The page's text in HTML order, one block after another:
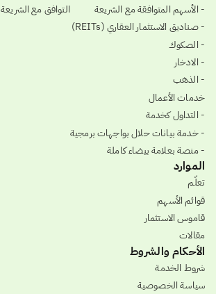
- الأسهم المتوافقة مع الشريعة
- صناديق الاستثمار العقاري (REITs)
- الصكوك
- الادخار
- الذهب
خدمات الأعمال
- التداول كخدمة
- خدمة بيانات حلال بواجهات برمجية
- منصة بعلامة بيضاء كاملة
التوافق مع الشريعة
الموارد
تعلّم
قوائم الأسهم
قاموس الاستثمار
مقالات
الأحكام والشروط
شروط الخدمة
سياسة الخصوصية